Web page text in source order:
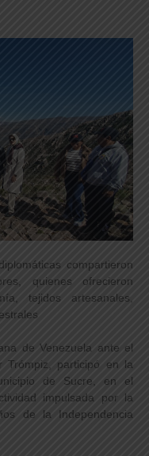
compartieron
quienes ofrecieron
tejidos artesanales,
de Venezuela ante el
Trómpiz, participó en la
de Sucre, en el
impulsada por la
de la Independencia